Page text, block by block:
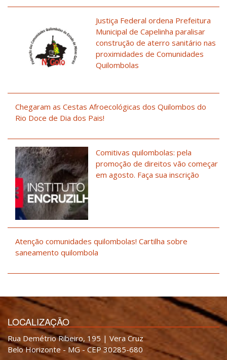
Justiça Federal ordena Prefeitura
Municipal de Capelinha paralisar
construção de aterro sanitário nas
proximidades de Comunidades
Quilombolas
Chegaram as Cestas Afroecológicas dos Quilombos do
Rio Doce de Dia dos Pais!
Comitivas quilombolas: pela
promoção de direitos vão começar
em agosto. Faça sua inscrição
Atenção comunidades quilombolas! Cartilha sobre
saneamento quilombola
LOCALIZAÇÃO
Rua Demétrio Ribeiro, 195 | Vera Cruz
Belo Horizonte - MG - CEP 30285-680